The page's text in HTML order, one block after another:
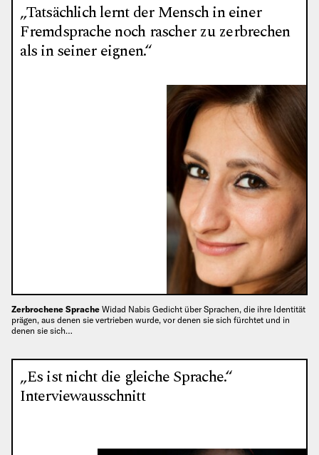
„Tatsächlich lernt der Mensch in einer
Fremdsprache noch rascher zu zerbrechen
als in seiner eignen.“
Zerbrochene Sprache Widad Nabis Gedicht über Sprachen, die ihre Identität
prägen, aus denen sie vertrieben wurde, vor denen sie sich fürchtet und in
denen sie sich…
„Es ist nicht die gleiche Sprache.“
Interviewausschnitt